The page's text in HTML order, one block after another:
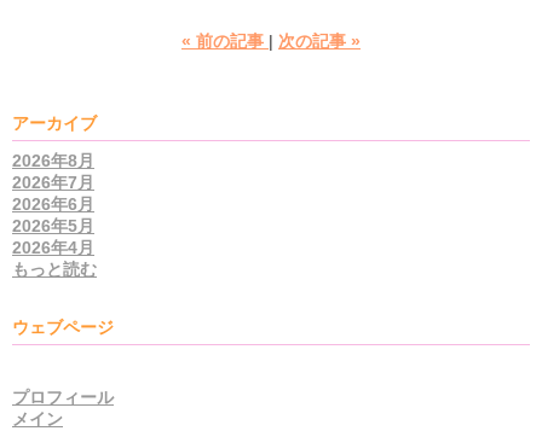
« 前の記事 次の記事 »
アーカイブ
2026年8月
2026年7月
2026年6月
2026年5月
2026年4月
もっと読む
ウェブページ
プロフィール
メイン